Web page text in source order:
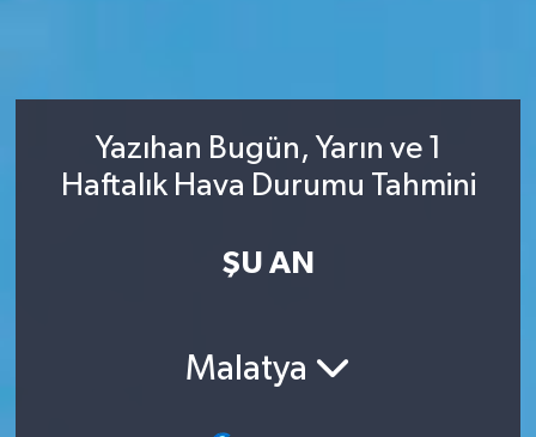
Yazıhan Bugün, Yarın ve 1
Haftalık Hava Durumu Tahmini
ŞU AN
Malatya